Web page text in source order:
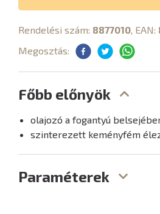
Rendelési szám: 8877010, EAN:
Megosztás:
Főbb előnyök
olajozó a fogantyú
szinterezett keményfém
Paraméterek